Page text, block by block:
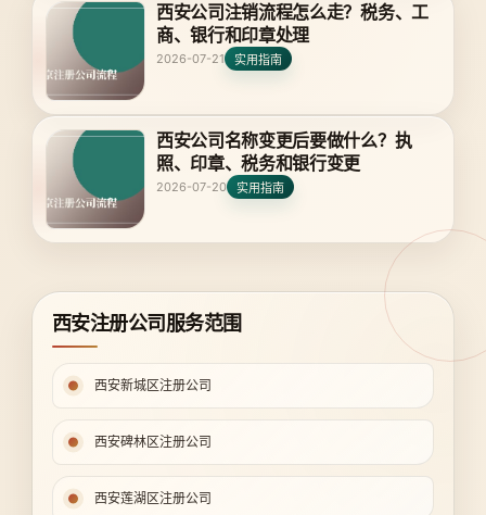
西安公司注销流程怎么走？税务、工
商、银行和印章处理
2026-07-21 实用指南
西安公司名称变更后要做什么？执
照、印章、税务和银行变更
2026-07-20 实用指南
西安注册公司服务范围
西安新城区注册公司
西安碑林区注册公司
西安莲湖区注册公司